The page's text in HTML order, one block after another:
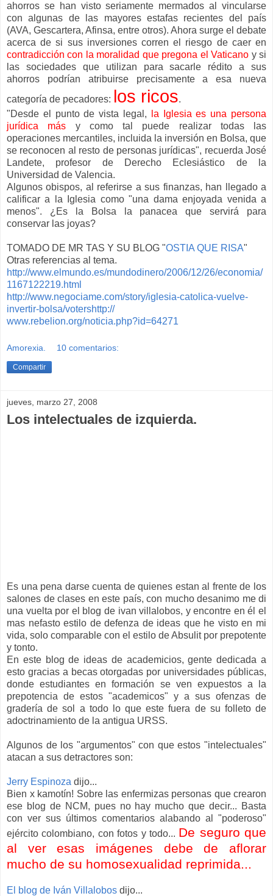
ahorros se han visto seriamente mermados al vincularse
con algunas de las mayores estafas recientes del país
(AVA, Gescartera, Afinsa, entre otros). Ahora surge el debate
acerca de si sus inversiones corren el riesgo de caer en
contradicción con la moralidad que pregona el Vaticano y si
las sociedades que utilizan para sacarle rédito a sus
ahorros podrían atribuirse precisamente a esa nueva
categoría de pecadores:
los ricos.
"Desde el punto de vista legal,
la Iglesia es una persona
jurídica más y como tal puede realizar todas las
operaciones mercantiles, incluida la inversión en Bolsa, que
se reconocen al resto de personas jurídicas", recuerda José
Landete, profesor de Derecho Eclesiástico de la
Universidad de Valencia.
Algunos obispos, al referirse a sus finanzas, han llegado a
calificar a la Iglesia como "una dama enjoyada venida a
menos". ¿Es la Bolsa la panacea que servirá para
conservar las joyas?
TOMADO DE MR TAS Y SU BLOG "OSTIA QUE RISA"
Otras referencias al tema.
http://www.elmundo.es/mundodinero/2006/12/26/economia/
1167122219.html
http://www.negociame.com/story/iglesia-catolica-vuelve-
invertir-bolsa/votershttp://
www.rebelion.org/noticia.php?id=64271
Amorexia. 10 comentarios:
Compartir
jueves, marzo 27, 2008
Los intelectuales de izquierda.
Es una pena darse cuenta de quienes estan al frente de los
salones de clases en este país, con mucho desanimo me di
una vuelta por el blog de ivan villalobos, y encontre en él el
mas nefasto estilo de defenza de ideas que he visto en mi
vida, solo comparable con el estilo de Absulit por prepotente
y tonto.
En este blog de ideas de academicios, gente dedicada a
esto gracias a becas otorgadas por universidades públicas,
donde estudiantes en formación se ven expuestos a la
prepotencia de estos "academicos" y a sus ofenzas de
gradería de sol a todo lo que este fuera de su folleto de
adoctrinamiento de la antigua URSS.
Algunos de los "argumentos" con que estos "intelectuales"
atacan a sus detractores son:
Jerry Espinoza dijo...
Bien x kamotín! Sobre las enfermizas personas que crearon
ese blog de NCM, pues no hay mucho que decir... Basta
con ver sus últimos comentarios alabando al "poderoso"
ejército colombiano, con fotos y todo... De seguro que
al ver esas imágenes debe de aflorar
mucho de su homosexualidad reprimida...
El blog de Iván Villalobos dijo...